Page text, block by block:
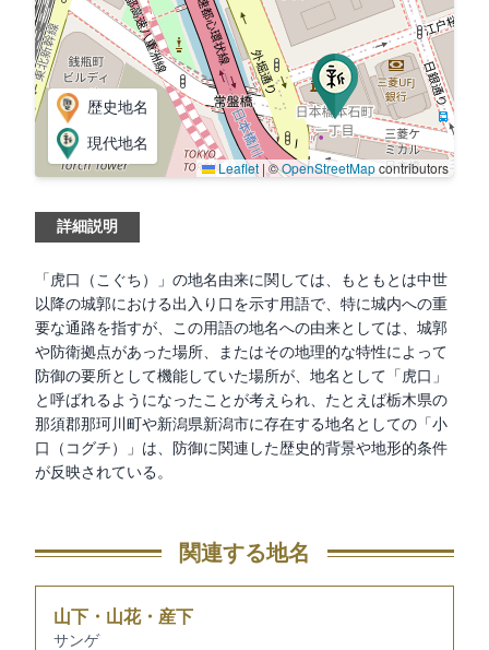
歴史地名
現代地名
Leaflet | ©OpenStreetMapcontributors
詳細説明
「虎口（こぐち）」の地名由来に関しては、もともとは中世
以降の城郭における出入り口を示す用語で、特に城内への重
要な通路を指すが、この用語の地名への由来としては、城郭
や防衛拠点があった場所、またはその地理的な特性によって
防御の要所として機能していた場所が、地名として「虎口」
と呼ばれるようになったことが考えられ、たとえば栃木県の
那須郡那珂川町や新潟県新潟市に存在する地名としての「小
口（コグチ）」は、防御に関連した歴史的背景や地形的条件
が反映されている。
関連する地名
山下・山花・産下
サンゲ